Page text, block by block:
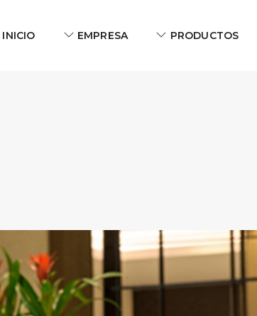
INICIO EMPRESA PRODUCTOS